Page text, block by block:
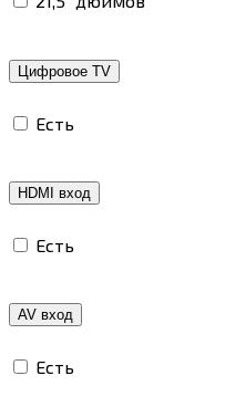
Цифровое TV
Есть
HDMI вход
Есть
AV вход
Есть